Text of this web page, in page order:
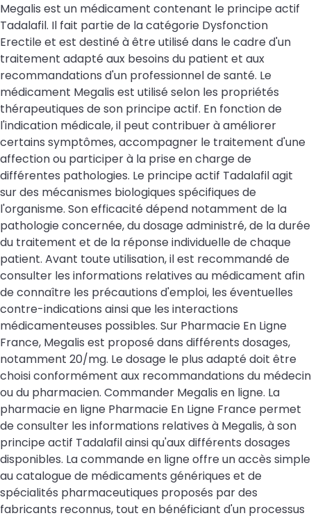
Megalis est un médicament contenant le principe actif
Tadalafil. Il fait partie de la catégorie Dysfonction
Erectile et est destiné à être utilisé dans le cadre d'un
traitement adapté aux besoins du patient et aux
recommandations d'un professionnel de santé. Le
médicament Megalis est utilisé selon les propriétés
thérapeutiques de son principe actif. En fonction de
l'indication médicale, il peut contribuer à améliorer
certains symptômes, accompagner le traitement d'une
affection ou participer à la prise en charge de
différentes pathologies. Le principe actif Tadalafil agit
sur des mécanismes biologiques spécifiques de
l'organisme. Son efficacité dépend notamment de la
pathologie concernée, du dosage administré, de la durée
du traitement et de la réponse individuelle de chaque
patient. Avant toute utilisation, il est recommandé de
consulter les informations relatives au médicament afin
de connaître les précautions d'emploi, les éventuelles
contre-indications ainsi que les interactions
médicamenteuses possibles. Sur Pharmacie En Ligne
France, Megalis est proposé dans différents dosages,
notamment 20/mg. Le dosage le plus adapté doit être
choisi conformément aux recommandations du médecin
ou du pharmacien. Commander Megalis en ligne. La
pharmacie en ligne Pharmacie En Ligne France permet
de consulter les informations relatives à Megalis, à son
principe actif Tadalafil ainsi qu'aux différents dosages
disponibles. La commande en ligne offre un accès simple
au catalogue de médicaments génériques et de
spécialités pharmaceutiques proposés par des
fabricants reconnus, tout en bénéficiant d'un processus